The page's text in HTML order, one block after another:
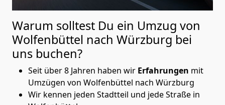
Warum solltest Du ein Umzug von
Wolfenbüttel nach Würzburg bei
uns buchen?
Seit über 8 Jahren haben wir Erfahrungen mit
Umzügen von Wolfenbüttel nach Würzburg
Wir kennen jeden Stadtteil und jede Straße in